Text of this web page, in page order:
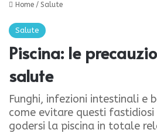
Home / Salute
Salute
Piscina: le
salute
Funghi, infezioni intestinali e
come evitare questi fastidiosi
godersi la piscina in totale